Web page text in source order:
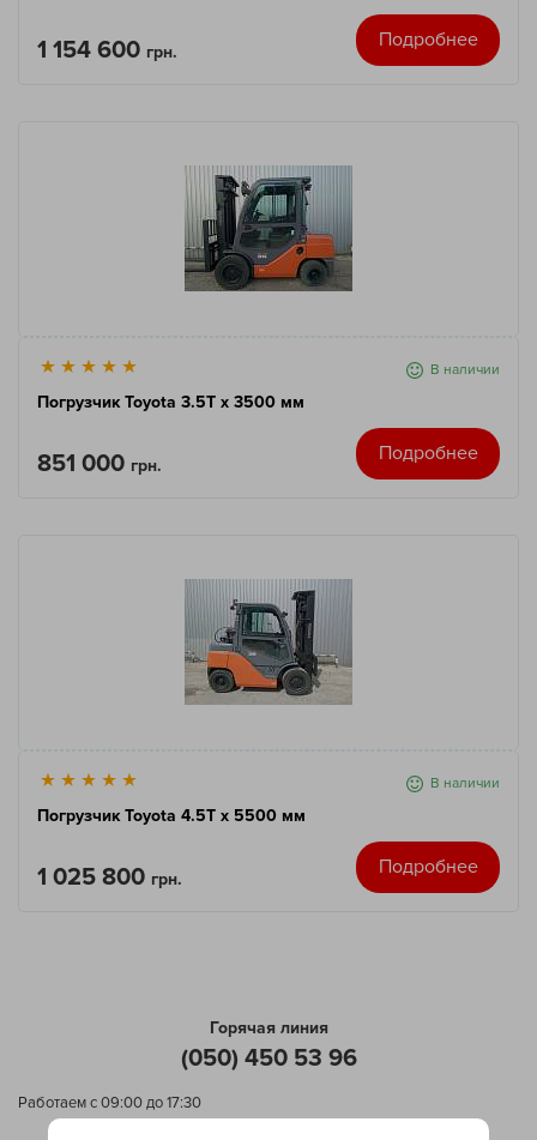
1 154 600 грн.
Подробнее
В наличии
Погрузчик Toyota 3.5T x 3500 мм
851 000 грн.
Подробнее
В наличии
Погрузчик Toyota 4.5T x 5500 мм
1 025 800 грн.
Подробнее
Горячая линия
(050) 450 53 96
Работаем с 09:00 до 17:30